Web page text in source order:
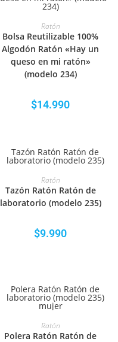
SELECCIONAR OPCIONES
Ratón
Bolsa Reutilizable 100%
Algodón Ratón «Hay un
queso en mi ratón»
(modelo 234)
$14.990
SELECCIONAR OPCIONES
Ratón
Tazón Ratón Ratón de
laboratorio (modelo 235)
$9.990
SELECCIONAR OPCIONES
Ratón
Polera Ratón Ratón de